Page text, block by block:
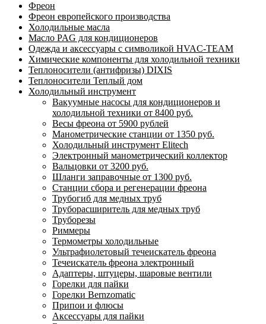
Фреон
Фреон европейского производства
Холодильные масла
Масло PAG для кондиционеров
Одежда и аксессуары с символикой HVAC-TEAM
Химические компоненты для холодильной техники
Теплоносители (антифризы) DIXIS
Теплоносители Теплый дом
Холодильный инструмент
Вакуумные насосы для кондиционеров и
холодильной техники от 8400 руб.
Весы фреона от 5900 рублей
Манометрические станции от 1350 руб.
Холодильный инструмент Elitech
Электронный манометрический коллектор
Вальцовки от 3200 руб.
Шланги заправочные от 1300 руб.
Станции сбора и регенерации фреона
Трубогиб для медных труб
Труборасширитель для медных труб
Труборезы
Риммеры
Термометры холодильные
Ультрафиолетовый течеискатель фреона
Течеискатель фреона электронный
Адаптеры, штуцеры, шаровые вентили
Горелки для пайки
Горелки Bernzomatic
Припои и флюсы
Аксессуары для пайки